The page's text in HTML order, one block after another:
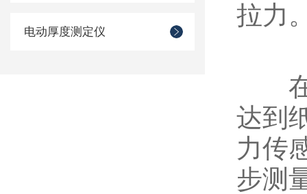
电动厚度测定仪
拉力
在
达到
力传
步测